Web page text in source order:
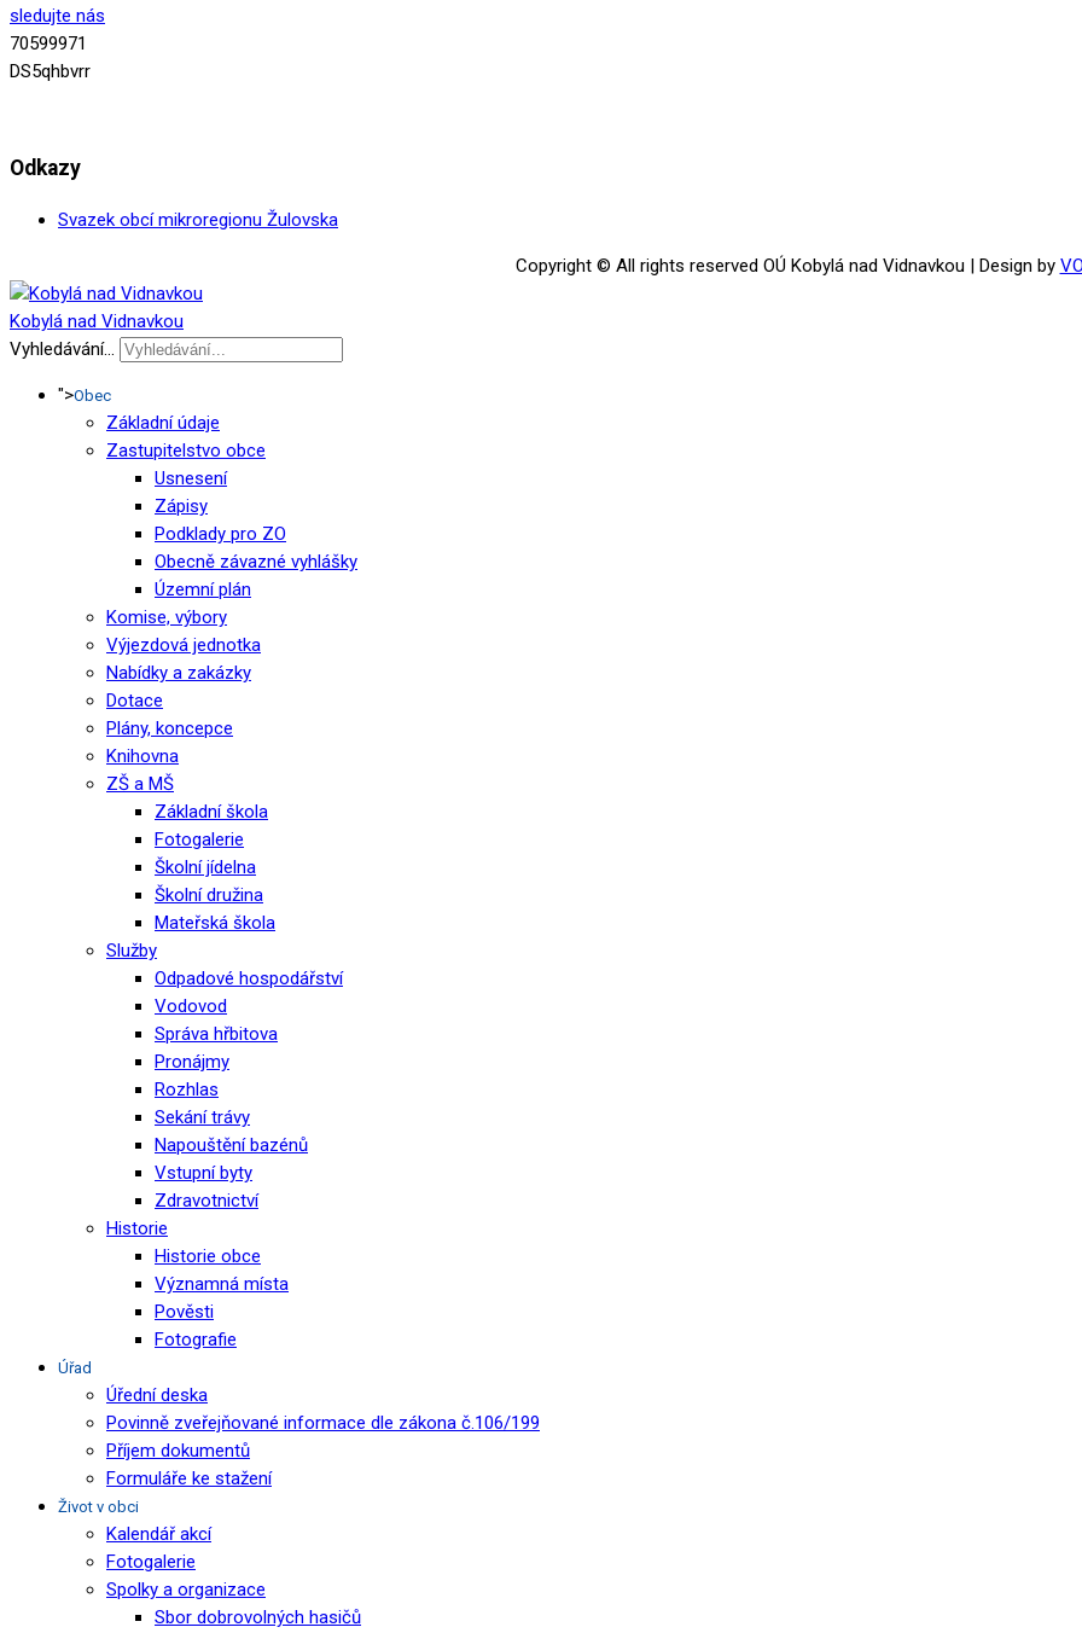
sledujte nás
70599971
DS5qhbvrr
Odkazy
Svazek obcí mikroregionu Žulovska
Copyright © All rights reserved OÚ Kobylá nad Vidnavkou | Design by
Kobylá nad Vidnavkou
Vyhledávání...
">Obec
Základní údaje
Zastupitelstvo obce
Usnesení
Zápisy
Podklady pro ZO
Obecně závazné vyhlášky
Územní plán
Komise, výbory
Výjezdová jednotka
Nabídky a zakázky
Dotace
Plány, koncepce
Knihovna
ZŠ a MŠ
Základní škola
Fotogalerie
Školní jídelna
Školní družina
Mateřská škola
Služby
Odpadové hospodářství
Vodovod
Správa hřbitova
Pronájmy
Rozhlas
Sekání trávy
Napouštění bazénů
Vstupní byty
Zdravotnictví
Historie
Historie obce
Významná místa
Pověsti
Fotografie
Úřad
Úřední deska
Povinně zveřejňované informace dle zákona č.106/199
Příjem dokumentů
Formuláře ke stažení
Život v obci
Kalendář akcí
Fotogalerie
Spolky a organizace
Sbor dobrovolných hasičů